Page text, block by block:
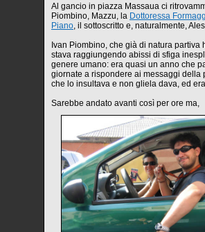
Al gancio in piazza Massaua ci
Piombino, Mazzu, la Dottoressa
Piano , il sottoscritto e, naturalmente,
Ivan Piombino, che già di natura partiva
stava raggiungendo abissi di sfiga
genere umano: era quasi un anno che
giornate a rispondere ai messaggi della
che lo insultava e non gliela dava, ed
Sarebbe andato avanti così per ore ma,